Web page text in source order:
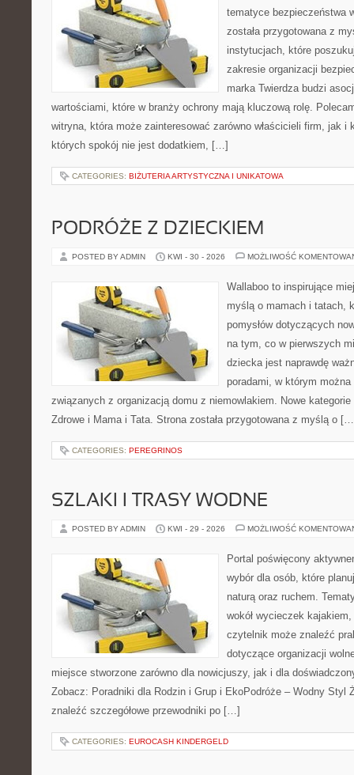
tematyce bezpieczeństwa
została przygotowana z
instytucjach, które
zakresie organizacji
marka Twierdza budzi
wartościami, które w branży ochrony mają kluczową rolę.
witryna, która może zainteresować zarówno właścicieli firm, jak i
których spokój nie jest dodatkiem, […]
CATEGORIES: BIŻUTERIA ARTYSTYCZNA I UNIKATOWA
PODRÓŻE Z DZIECKIEM
POSTED BY ADMIN KWI - 30 - 2026 MOŻLIWOŚĆ
Wallaboo to inspirujące
myślą o mamach i tatach,
pomysłów dotyczących
na tym, co w pierwszych
dziecka jest naprawdę
poradami, w którym
związanych z organizacją domu z niemowlakiem. Nowe
Zdrowe i Mama i Tata. Strona została przygotowana z myślą o
CATEGORIES: PEREGRINOS
SZLAKI I TRASY WODNE
POSTED BY ADMIN KWI - 29 - 2026 MOŻLIWOŚĆ
Portal poświęcony
wybór dla osób, które
naturą oraz ruchem.
wokół wycieczek
czytelnik może znaleźć
dotyczące organizacji
miejsce stworzone zarówno dla nowicjuszy, jak i dla
Zobacz: Poradniki dla Rodzin i Grup i EkoPodróże – Wodny Styl
znaleźć szczegółowe przewodniki po […]
CATEGORIES: EUROCASH KINDERGELD